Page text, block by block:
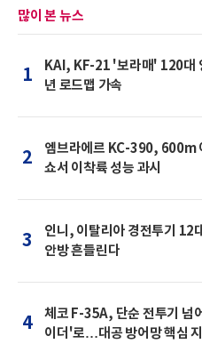
많이 본 뉴스
1
KAI, KF-21 '보라매' 120대
년 로드맵 가속
2
엠브라에르 KC-390, 600m
쇼서 이착륙 성능 과시
3
인니, 이탈리아 경전투기
안방 흔들린다
4
체코 F-35A, 단순 전투기 넘
이더'로…대공 방어망 핵심